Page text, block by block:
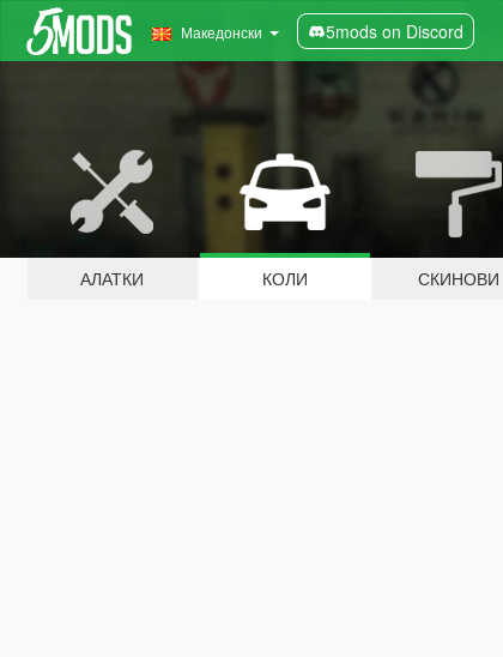
Македонски 5mods on Discord
АЛАТКИ КОЛИ СКИНОВИ